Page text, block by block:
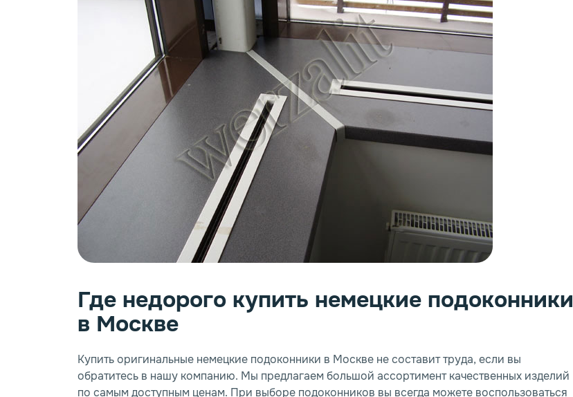
Где недорого купить немецкие подоконники
в Москве
Купить оригинальные немецкие подоконники в Москве не составит труда, если вы
обратитесь в нашу компанию. Мы предлагаем большой ассортимент качественных изделий
по самым доступным ценам. При выборе подоконников вы всегда можете воспользоваться